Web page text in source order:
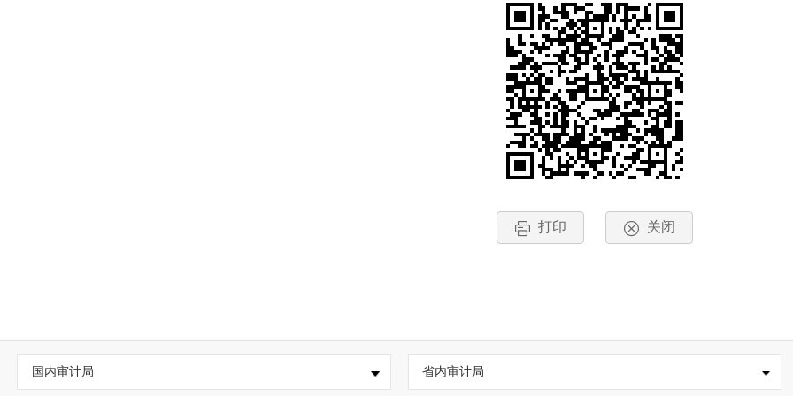
打印 关闭
国内审计局 省内审计局